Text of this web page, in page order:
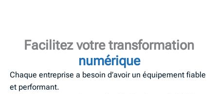
Facilitez votre transformation
numérique
Chaque entreprise a besoin d’avoir un équipement fiable
et performant.